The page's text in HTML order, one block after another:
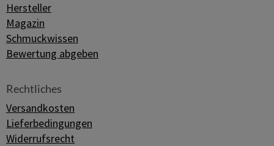
Hersteller
Magazin
Schmuckwissen
Bewertung abgeben
Rechtliches
Versandkosten
Lieferbedingungen
Widerrufsrecht